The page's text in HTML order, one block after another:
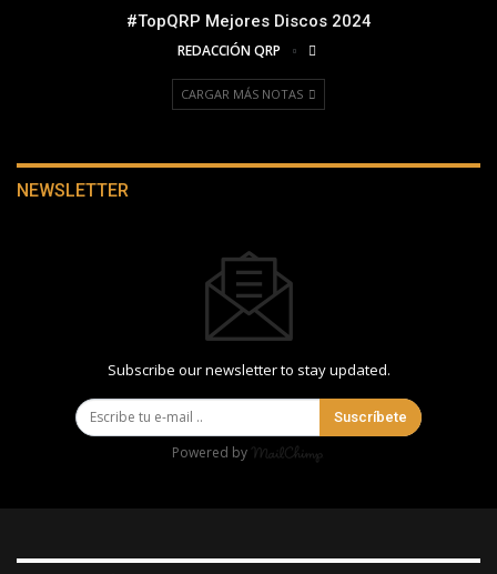
#TopQRP Mejores Discos 2024
REDACCIÓN QRP
CARGAR MÁS NOTAS
NEWSLETTER
Subscribe our newsletter to stay updated.
Suscríbete
Powered by